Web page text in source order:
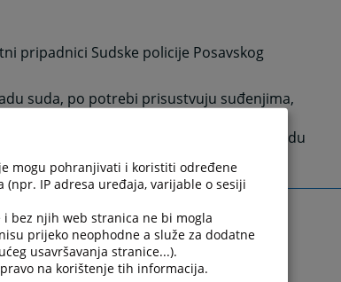
pripadnici Sudske policije Posavskog
suda, po potrebi prisustvuju suđenjima,
osiguranju zaposlenih u Kantonalnom sudu
suda Orašje.
mogu pohranjivati i koristiti određene
IP adresa uređaja, varijable o sesiji
bez njih web stranica ne bi mogla
prijeko neophodne a služe za dodatne
usavršavanja stranice...).
na korištenje tih informacija.